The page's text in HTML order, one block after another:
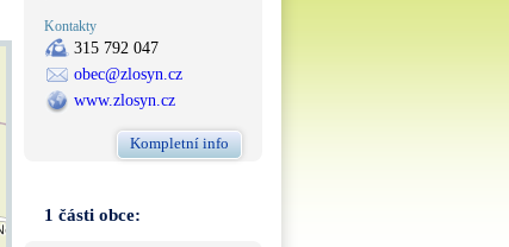
Kontakty
315 792 047
obec@zlosyn.cz
www.zlosyn.cz
Kompletní info
1 části obce: